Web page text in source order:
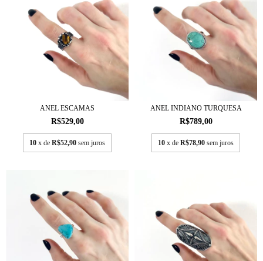
ANEL ESCAMAS
R$529,00
10 x de R$52,90 sem juros
ANEL INDIANO TURQUESA
R$789,00
10 x de R$78,90 sem juros